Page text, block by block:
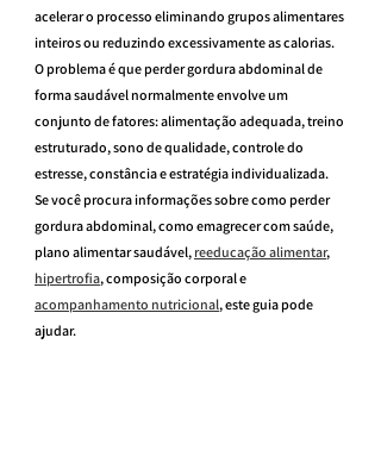
acelerar o processo eliminando grupos alimentares
inteiros ou reduzindo excessivamente as calorias.
O problema é que perder gordura abdominal de
forma saudável normalmente envolve um
conjunto de fatores: alimentação adequada, treino
estruturado, sono de qualidade, controle do
estresse, constância e estratégia individualizada.
Se você procura informações sobre como perder
gordura abdominal, como emagrecer com saúde,
plano alimentar saudável, reeducação alimentar,
hipertrofia, composição corporal e
acompanhamento nutricional, este guia pode
ajudar.